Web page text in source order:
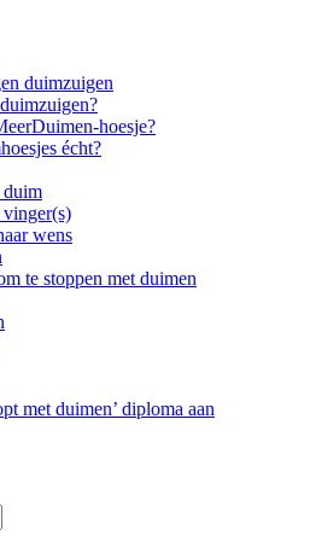
duimzuigen
hoesje?
écht?
duim
wens
te stoppen met duimen
met duimen’ diploma aan